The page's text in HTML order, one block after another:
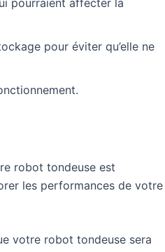
pour éviter qu’elle ne
robot tondeuse est
les performances de votre
votre robot tondeuse sera